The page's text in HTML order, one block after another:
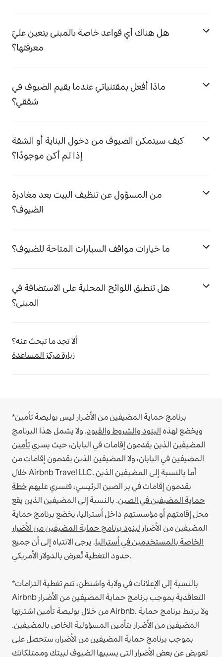
هل هناك أي قواعد خاصة بالمبنى يتعين عليّ
معرفتها؟
ماذا أفعل بمقتنياتي عندما يقيم الضيوف في
شققي؟
كيف سيتمكن الضيوف من دخول البناية أو الشقة
إذا لم أكن موجودًا؟
من المسؤول عن تنظيف البيت بعد مغادرة
الضيوف؟
ما خيارات مواقف السيارات المتاحة للضيوف؟
هل تنطبق اللوائح المحلية على الاستضافة في
المبنى؟
ألا تجد ما تبحث عنه؟
زيارة مركز المساعدة
*برنامج حماية المضيفين من الأضرار ليس بوليصة تأمين
ويخضع لهذه البنود والشروط والقيود. ولا يشمل هذا البرنامج
المضيفين الذين يقدمون إقامات في اليابان، حيث يسري تأمين
المضيفين في اليابان، ولا المضيفين الذين يقدمون إقامات من
خلال Airbnb Travel LLC. أما بالنسبة إلى المضيفين الذين
يقدمون إقامات في بر الصين الرئيسي، فتسري عليهم خطة
حماية المضيفين في الصين. بالنسبة إلى المضيفين الذين يقع
محل إقامتهم أو مؤسستهم داخل أستراليا، يخضع برنامج حماية
المضيفين من الأضرار لبنود برنامج حماية المضيفين من الأضرار
الخاصة بالمستخدمين في أستراليا. يرجى الانتباه إلى أن جميع
حدود التغطية تُعرض بالدولار الأمريكي.
*بالنسبة إلى الإعلانات في ولاية واشنطن، تتم تغطية التزامات
Airbnb التعاقدية بموجب برنامج حماية المضيفين من الأضرار
من خلال بوليصة تأمين اشترتها Airbnb. ولا يرتبط برنامج حماية
المضيفين من الأضرار بتأمين المسؤولية الخاص بالمضيفين.
بموجب برنامج حماية المضيفين من الأضرار، ستحصل على
تعويض عن بعض الأضرار التي يسببها الضيوف لبيتك وممتلكاتك